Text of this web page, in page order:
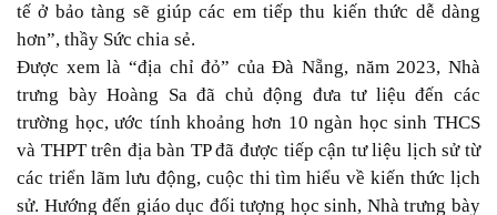
tế ở bảo tàng sẽ giúp các em tiếp thu kiến thức dễ dàng
hơn”, thầy Sức chia sẻ.
Được xem là “địa chỉ đỏ” của Đà Nẵng, năm 2023, Nhà
trưng bày Hoàng Sa đã chủ động đưa tư liệu đến các
trường học, ước tính khoảng hơn 10 ngàn học sinh THCS
và THPT trên địa bàn TP đã được tiếp cận tư liệu lịch sử từ
các triển lãm lưu động, cuộc thi tìm hiểu về kiến thức lịch
sử. Hướng đến giáo dục đối tượng học sinh, Nhà trưng bày